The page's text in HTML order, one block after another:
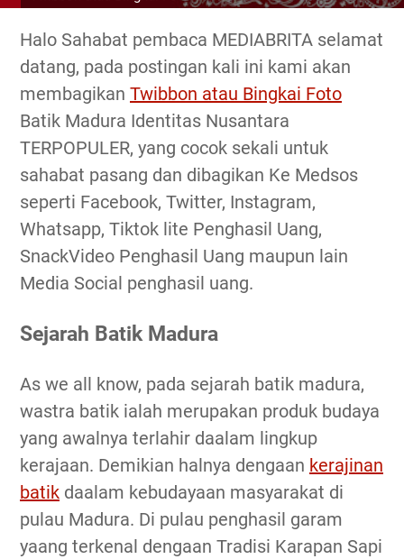
Halo Sahabat pembaca MEDIABRITA selamat
datang, pada postingan kali ini kami akan
membagikan Twibbon atau Bingkai Foto
Batik Madura Identitas Nusantara
TERPOPULER, yang cocok sekali untuk
sahabat pasang dan dibagikan Ke Medsos
seperti Facebook, Twitter, Instagram,
Whatsapp, Tiktok lite Penghasil Uang,
SnackVideo Penghasil Uang maupun lain
Media Social penghasil uang.
Sejarah Batik Madura
As we all know, pada sejarah batik madura,
wastra batik ialah merupakan produk budaya
yang awalnya terlahir daalam lingkup
kerajaan. Demikian halnya dengaan kerajinan
batik daalam kebudayaan masyarakat di
pulau Madura. Di pulau penghasil garam
yaang terkenal dengaan Tradisi Karapan Sapi